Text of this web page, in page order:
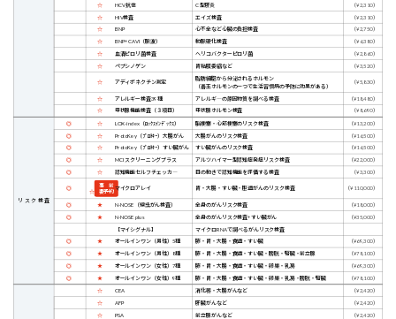
☆
HCV抗体 C型肝炎
（¥2,310）
☆
HIV検査 エイズ検査 （¥2,310）
☆ BNP 心不全など心臓の負担検査 （¥2,750）
☆ BNP+CAVI（脈波） 動脈硬化検査
（¥6,380）
☆
血清ピロリ菌検査 ヘリコバクターピロリ菌
（¥2,860）
☆
ペプシノゲン 胃粘膜委縮など （¥3,520）
☆ アディポネクチン測定
脂肪細胞から分泌されるホルモン
（善玉ホルモンの一つで生活習慣病の予防に効果がある）
（¥5,830）
☆ アレルギー検査39種 アレルギ―の原因物質を調べる検査 （¥18,480）
☆ 甲状腺機能検査（３項目） 甲状腺ホルモン検査 （¥8,690）
リスク検査
◎ ☆ LOX-index（ﾛｯｸｽｲﾝﾃﾞｯｸｽ） 脳梗塞・心筋梗塞のリスク検査
（¥13,200）
◎
☆ ProtoKey（ﾌﾟﾛﾄｷｰ）大腸がん 大腸がんのリスク検査
（¥16,500）
◎
☆ ProtoKey（ﾌﾟﾛﾄｷｰ）すい臓がん すい臓がんのリスク検査
（¥16,500）
◎
☆ MCIスクリーニングプラス アルツハイマー型認知症発症リスク検査
（¥22,000）
◎
☆ 認知機能セルフチェッカ― 目の動きで認知機能を評価する検査 （¥3,300）
◎ ☆
事 前
要予約マイクロアレイ 胃・大腸・すい臓・胆道がんのリスク検査 （¥110,000）
◎ ★ N-NOSE（線虫がん検査） 全身のがんリスク検査 （¥18,000）
◎ ★ N-NOSE plus 全身のがんリスク検査+すい臓がん （¥35,000）
【マイシグナル】 マイクロRNAで調べるがんリスク検査
◎ ★ オールインワン（男性）5種 肺・胃・大腸・食道・すい臓 （¥69,300）
◎ ★ オールインワン（男性）8種 肺・胃・大腸・食道・すい臓・膀胱・腎臓・前立腺 （¥78,100）
◎ ★ オールインワン（女性）7種 肺・胃・大腸・食道・すい臓・卵巣・乳房 （¥69,300）
◎ ★ オールインワン（女性）9種 肺・胃・大腸・食道・すい臓・卵巣・乳房・膀胱・腎臓 （¥78,100）
☆ CEA 消化器・大腸がんなど （¥2,420）
☆ AFP 肝臓がんなど （¥2,420）
☆ PSA 前立腺がんなど （¥2,420）